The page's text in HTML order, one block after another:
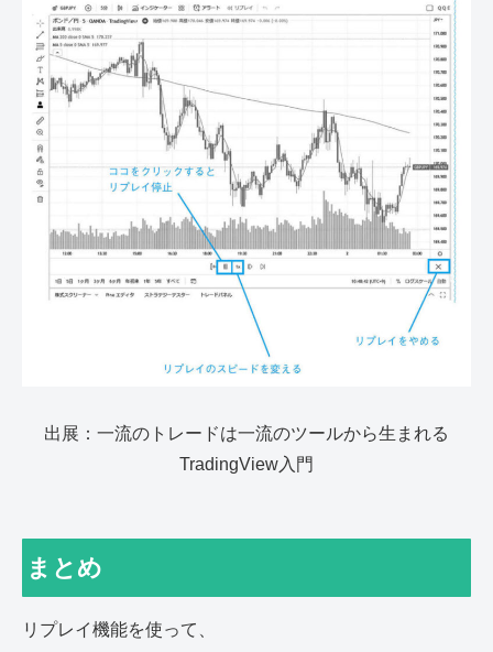
出展：一流のトレードは一流のツールから生まれる
TradingView入門
まとめ
リプレイ機能を使って、